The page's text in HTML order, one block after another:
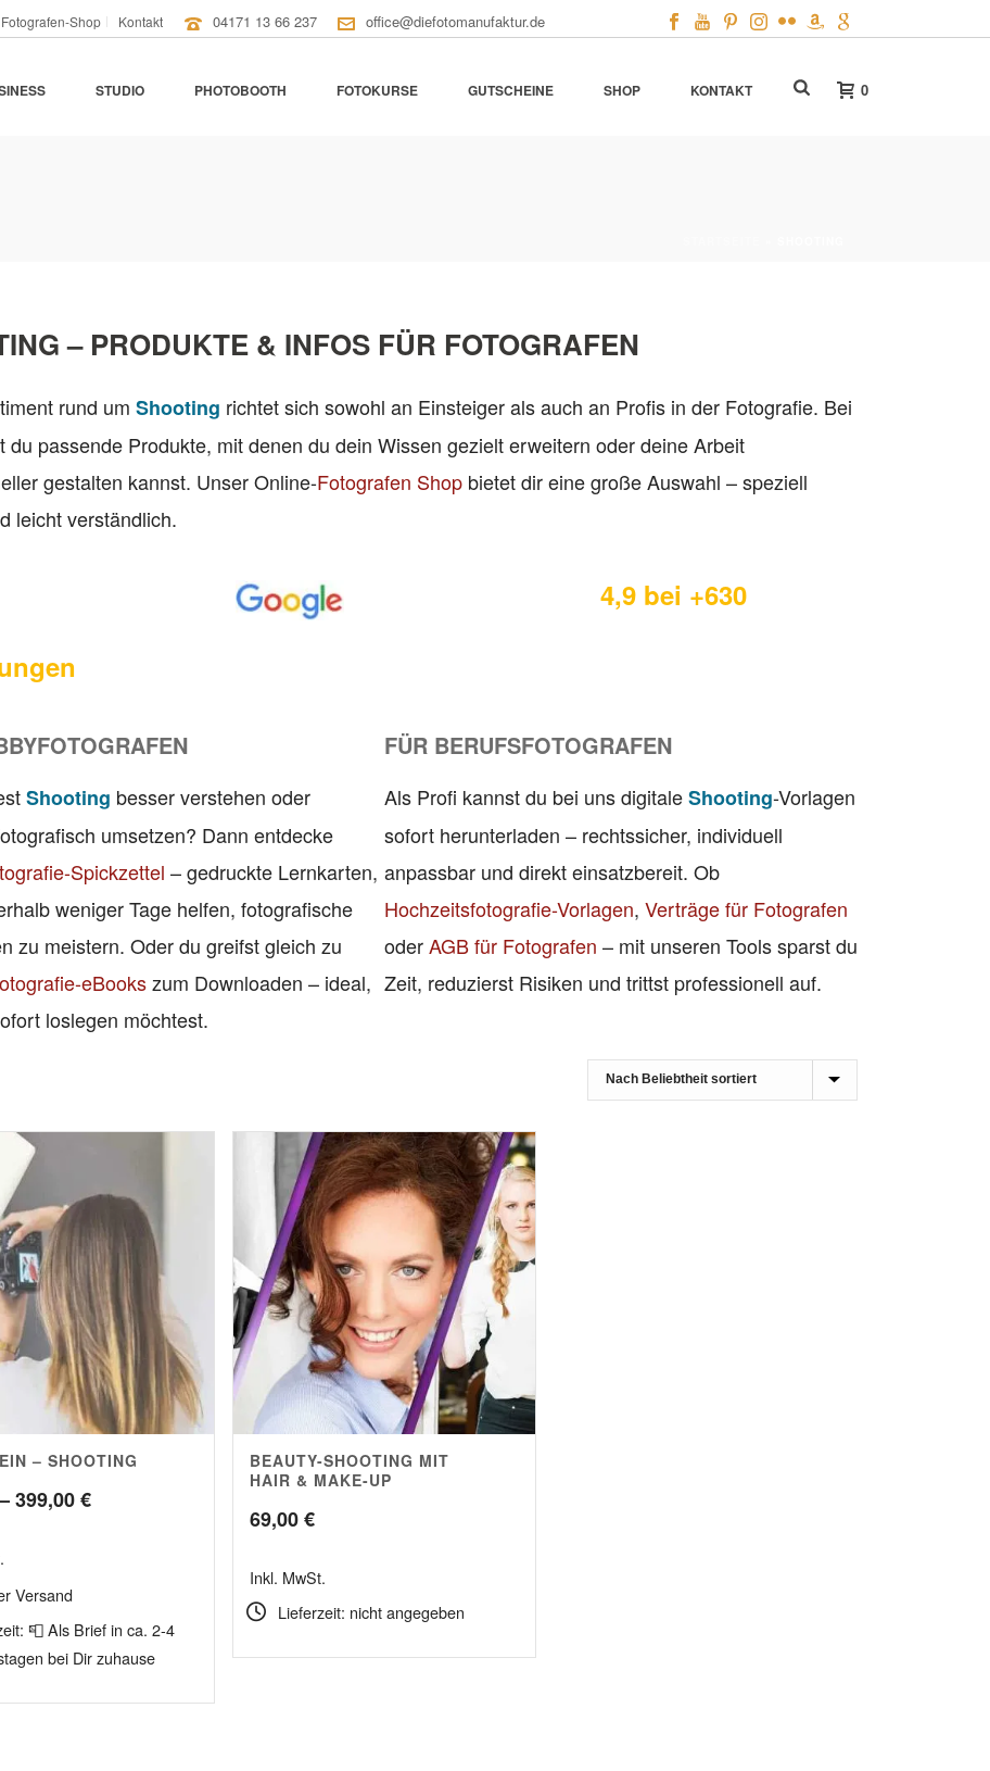
Fotografen-Shop Kontakt 04171 13 66 237 office@diefotomanufaktur.de
STUDIO PHOTOBOOTH FOTOKURSE GUTSCHEINE SHOP KONTAKT 0
– PRODUKTE & INFOS FÜR FOTOGRAFEN
rund um Shooting richtet sich sowohl an Einsteiger als auch an Profis in der Fotografie. Bei
du passende Produkte, mit denen du dein Wissen gezielt erweitern oder deine Arbeit
gestalten kannst. Unser Online-Fotografen Shop bietet dir eine große Auswahl – speziell
leicht verständlich.
4,9 bei +630
Shooting besser verstehen oder
umsetzen? Dann entdecke
Spickzettel – gedruckte Lernkarten,
weniger Tage helfen, fotografische
zu meistern. Oder du greifst gleich zu
eBookszum Downloaden – ideal,
loslegen möchtest.
FÜR BERUFSFOTOGRAFEN
Als Profi kannst du bei uns digitaleShooting-Vorlagen
sofort herunterladen – rechtssicher, individuell
anpassbar und direkt einsatzbereit. Ob
Hochzeitsfotografie-Vorlagen, Verträge für Fotografen
oderAGB für Fotografen – mit unseren Tools sparst du
Zeit, reduzierst Risiken und trittst professionell auf.
– SHOOTING
–399,00€Preisspanne:
Versand
📮 Als Brief in ca. 2-4
bei Dir zuhause
BEAUTY-SHOOTING MIT
HAIR & MAKE-UP
69,00€
Inkl. MwSt.
Lieferzeit: nicht angegeben